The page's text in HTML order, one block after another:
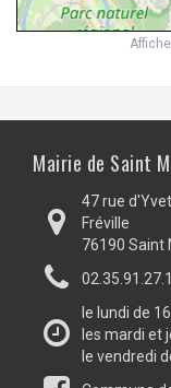
Mairie de Saint
47 rue
Fréville
76190 Saint
le lundi de
les mardi et
le vendredi